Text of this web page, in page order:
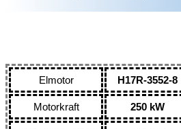
Elmotor H17R-3552-8
Motorkraft 250 kW